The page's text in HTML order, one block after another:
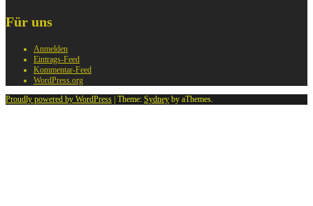
Für uns
Anmelden
Eintrags-Feed
Kommentar-Feed
WordPress.org
Proudly powered by WordPress Theme: Sydney by aThemes.